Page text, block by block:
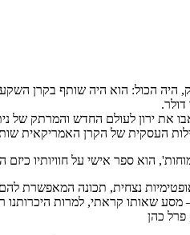
היה הכול: הוא היה שותף בקרן
העסקית של הקרן האמריקאית
הוא ספר אישי על חוויותיו כיזם
נצחית, תכונה המאפשרת
מסע שאותו קראתי, למרות
פרל כהן